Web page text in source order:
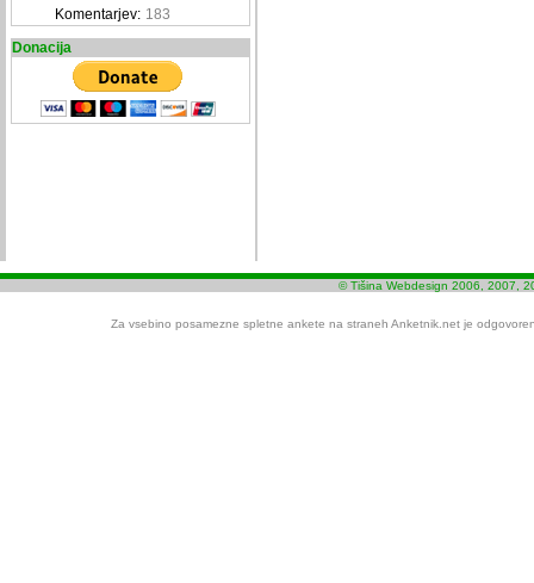
Komentarjev: 183
Donacija
© Tišina Webdesign 2006, 2007,
Za vsebino posamezne spletne ankete na straneh Anketnik.net je